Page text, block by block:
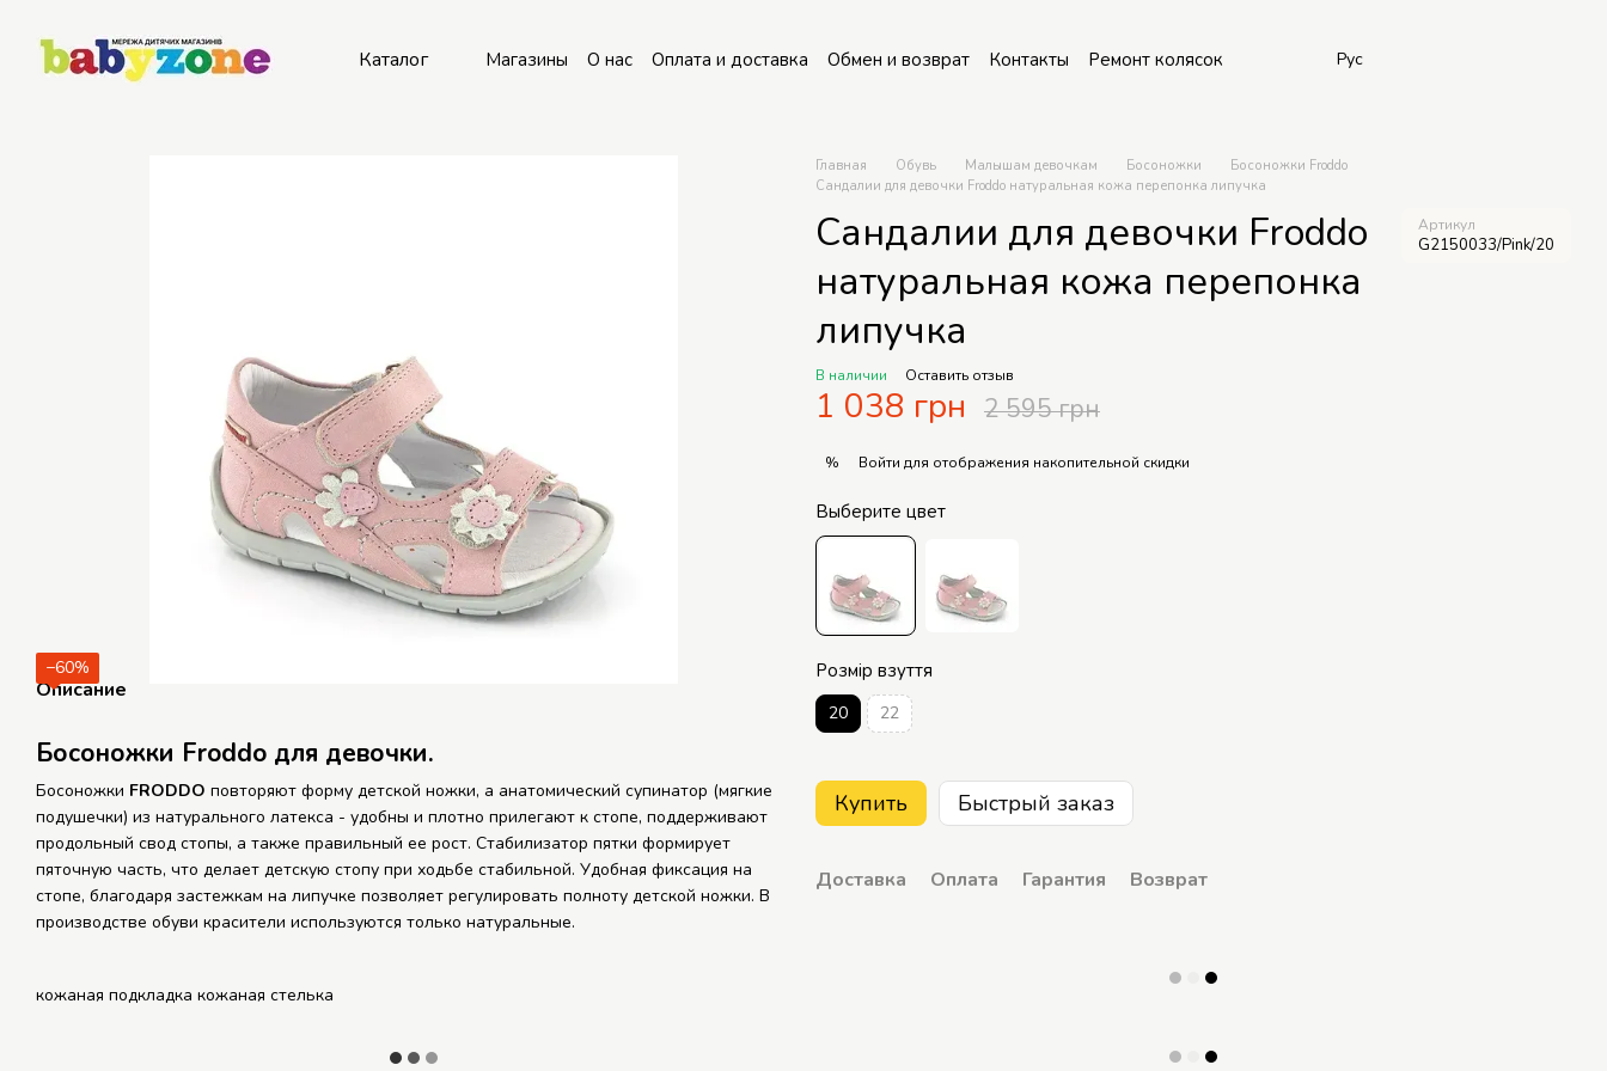
Каталог Магазины О нас Оплата и доставка Обмен и возврат Контакты Ремонт колясок Рус
−60%
Описание
Босоножки Froddo для девочки.
Босоножки FRODDO повторяют форму детской ножки, а анатомический супинатор (мягкие
подушечки) из натурального латекса - удобны и плотно прилегают к стопе, поддерживают
продольный свод стопы, а также правильный ее рост. Стабилизатор пятки формирует
пяточную часть, что делает детскую стопу при ходьбе стабильной. Удобная фиксация на
стопе, благодаря застежкам на липучке позволяет регулировать полноту детской ножки. В
производстве обуви красители используются только натуральные.
кожаная подкладка кожаная стелька
Главная Обувь Малышам девочкам Босоножки
Босоножки Froddo
Сандалии для девочки Froddo натуральная кожа перепонка липучка
Сандалии для девочки Froddo
натуральная кожа перепонка
липучка
Артикул
G2150033/Pink/20
В наличии Оставить отзыв
1 038 грн 2 595 грн
% Войти для отображения накопительной скидки
Выберите цвет
Розмір взуття
20 22
Купить Быстрый заказ
Доставка Оплата Гарантия Возврат